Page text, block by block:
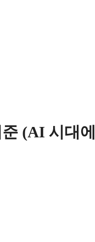
(AI 시대